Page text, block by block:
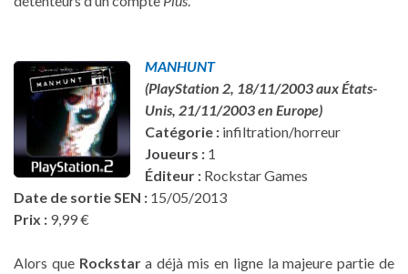
MANHUNT
(PlayStation 2, 18/11/2003 aux États-
Unis, 21/11/2003 en Europe)
Catégorie : infiltration/horreur
Joueurs : 1
Éditeur : Rockstar Games
Date de sortie SEN : 15/05/2013
Prix : 9,99 €
Alors que Rockstara déjà mis en ligne la majeure partie de